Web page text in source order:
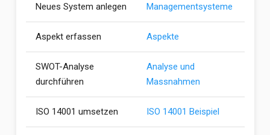
Neues System anlegen Managementsysteme
Aspekt erfassen Aspekte
SWOT-Analyse
durchführen
Analyse und
Massnahmen
ISO 14001 umsetzen ISO 14001 Beispiel